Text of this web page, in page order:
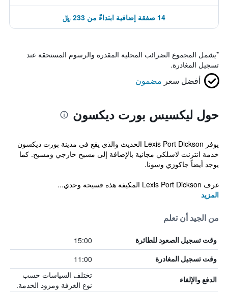
14 صفقة إضافية ابتداءً من 233 ﷼
*يشمل المجموع الضرائب المحلية المقدرة والرسوم المستحقة عند
تسجيل المغادرة.
أفضل سعر مضمون
حول ليكسيس بورت ديكسون
يوفر Lexis Port Dickson الحديث والذي يقع في مدينة بورت ديكسون
خدمة انترنت لاسلكي مجانية بالإضافة إلى مسبح خارجي ومسبح. كما
يوجد أيضاً جاكوزي وسونا.
غرف Lexis Port Dickson المكيفة هذه فسيحة وحدي...
المزيد
من الجيد أن تعلم
وقت تسجيل الصعود للطائرة 15:00
وقت تسجيل المغادرة 11:00
الدفع والإلغاء
تختلف السياسات حسب
نوع الغرفة ومزود الخدمة.